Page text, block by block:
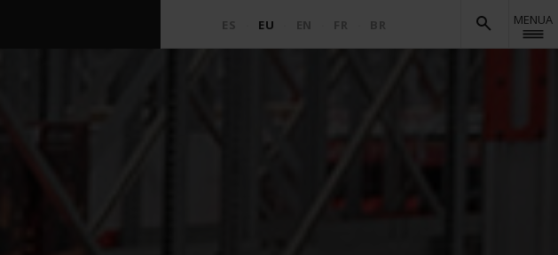
ES EU EN FR BR MENUA